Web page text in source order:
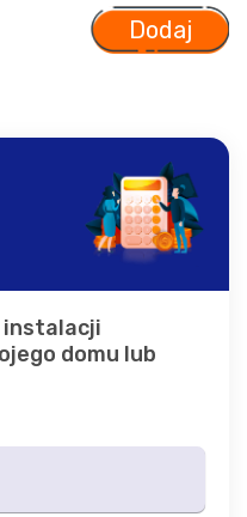
instalacji
domu lub